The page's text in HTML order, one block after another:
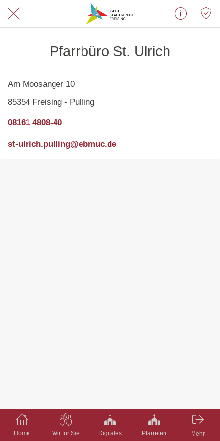
Pfarrbüro St. Ulrich
Am Moosanger 10
85354 Freising - Pulling
08161 4808-40
st-ulrich.pulling@ebmuc.de
Home Wir für Sie
Digitales
Pfarreien Mehr